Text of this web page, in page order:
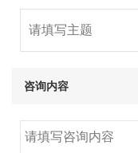
咨询内容